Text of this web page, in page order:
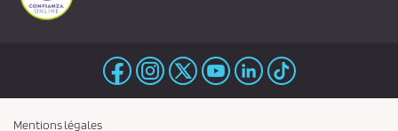
Mentions légales